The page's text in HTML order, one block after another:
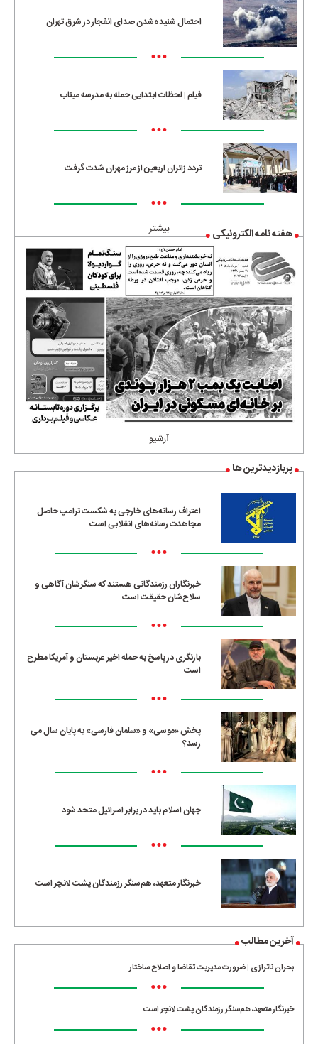
احتمال شنیده‌شدن صدای انفجار در شرق تهران
•••
فیلم | لحظات ابتدایی حمله به مدرسه میناب
•••
تردد زائران اربعین از مرز مهران شدت گرفت
•••
بیشتر هفته نامه الکترونیکی
آرشیو
پربازدیدترین ها
اعتراف رسانه‌های خارجی به شکست ترامپ حاصل
مجاهدت رسانه‌های انقلابی است
•••
خبرنگاران رزمندگانی هستند که سنگرشان آگاهی و
سلاح‌شان حقیقت است
•••
بازنگری در پاسخ به حمله اخیر عربستان و آمریکا مطرح
است
•••
پخش «موسی» و «سلمان فارسی» به پایان سال می
رسد؟
•••
جهان اسلام باید در برابر اسرائیل متحد شود
•••
خبرنگار متعهد، هم‌سنگر رزمندگان پشت لانچر است
آخرین مطالب
بحران ناترازی | ضرورت مدیریت تقاضا و اصلاح ساختار
•••
خبرنگار متعهد، هم‌سنگر رزمندگان پشت لانچر است
•••